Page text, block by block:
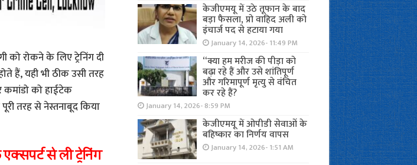
को रोकने के लिए ट्रेनिंग दी
हैं, यही भी ठीक उसी तरह
कमांडो को हाईटेक
तरह से नेस्तनाबूद किया
से ली ट्रेनिंग
केजीएमयू में उठे तूफान के बाद
बड़ा फैसला, प्रो वाहिद अली को
इंचार्ज पद से हटाया गया
January 14, 2026- 11:49 PM
“क्या हम मरीज की पीड़ा को
बढ़ा रहे हैं और उसे शांतिपूर्ण
और गरिमापूर्ण मृत्यु से वंचित
कर रहे हैं?
January 14, 2026- 8:59 PM
केजीएमयू में ओपीडी सेवाओं के
बहिष्कार का निर्णय वापस
January 14, 2026- 1:51 AM